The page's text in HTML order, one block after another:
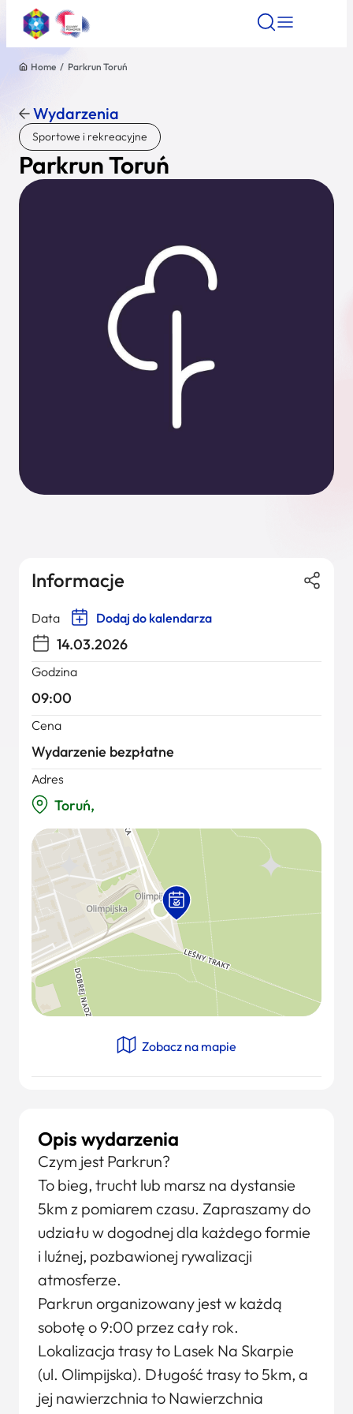
Znajdź atrakcję
Nazwa atrakcji
Miasto
Wyszukaj
Home / Parkrun Toruń
Wydarzenia
Sportowe i rekreacyjne
Parkrun Toruń
Opis wydarzenia
Czym jest Parkrun?
To bieg, trucht lub marsz na dystansie
5km z pomiarem czasu. Zapraszamy do
udziału w dogodnej dla każdego formie
i luźnej, pozbawionej rywalizacji
atmosferze.
Parkrun organizowany jest w każdą
sobotę o 9:00 przez cały rok.
Lokalizacja trasy to Lasek Na Skarpie
(ul. Olimpijska). Długość trasy to 5km, a
jej nawierzchnia to Nawierzchnia
Informacje
Data Dodaj do kalendarza
14.03.2026
Godzina
09:00
Cena
Wydarzenie bezpłatne
Adres
Toruń,
Zobacz na mapie